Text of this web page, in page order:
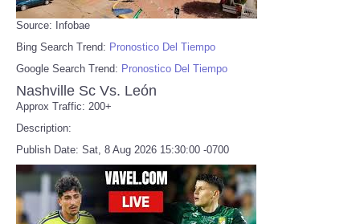
Source: Infobae
Bing Search Trend: Pronostico Del Tiempo
Google Search Trend: Pronostico Del Tiempo
Nashville Sc Vs. León
Approx Traffic: 200+
Description:
Publish Date: Sat, 8 Aug 2026 15:30:00 -0700